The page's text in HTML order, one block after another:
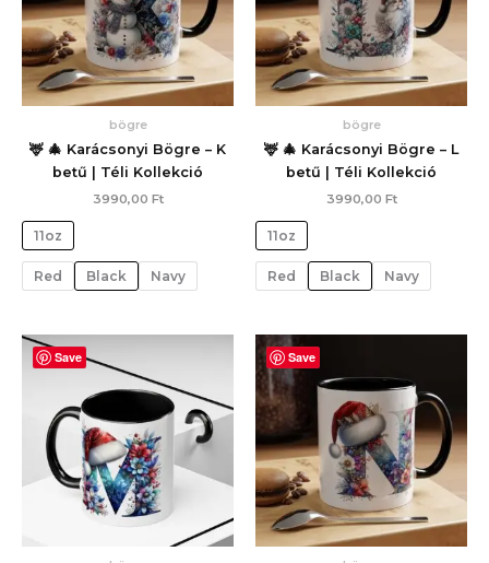
bögre
🦌 🎄 Karácsonyi Bögre – K
betű | Téli Kollekció
3990,00 Ft
11oz
Red Black Navy
bögre
🦌 🎄 Karácsonyi Bögre – L
betű | Téli Kollekció
3990,00 Ft
11oz
Red Black Navy
Save Save